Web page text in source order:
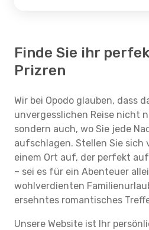
Finde Sie ihr
Prizren
Wir bei Opodo glauben, dass
unvergesslichen Reise nicht
sondern auch, wo Sie jede
aufschlagen. Stellen Sie sich
einem Ort auf, der perfekt
– sei es für ein Abenteuer
wohlverdienten
ersehntes romantisches
Unsere Website ist Ihr